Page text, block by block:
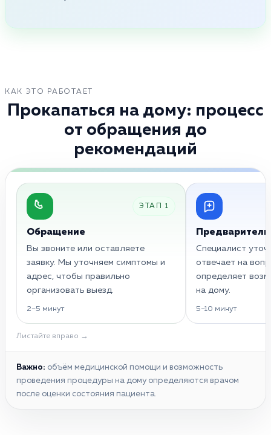
КАК ЭТО РАБОТАЕТ
Прокапаться на дому: процесс
от обращения до
рекомендаций
ЭТАП 1
Обращение
Вы звоните или оставляете
заявку. Мы уточняем симптомы и
адрес, чтобы правильно
организовать выезд.
2–5 минут
Специалист
отвечает на
определяет
на дому.
5–10 минут
Листайте вправо →
Важно: объём медицинской помощи и возможность
проведения процедуры на дому определяются врачом
после оценки состояния пациента.